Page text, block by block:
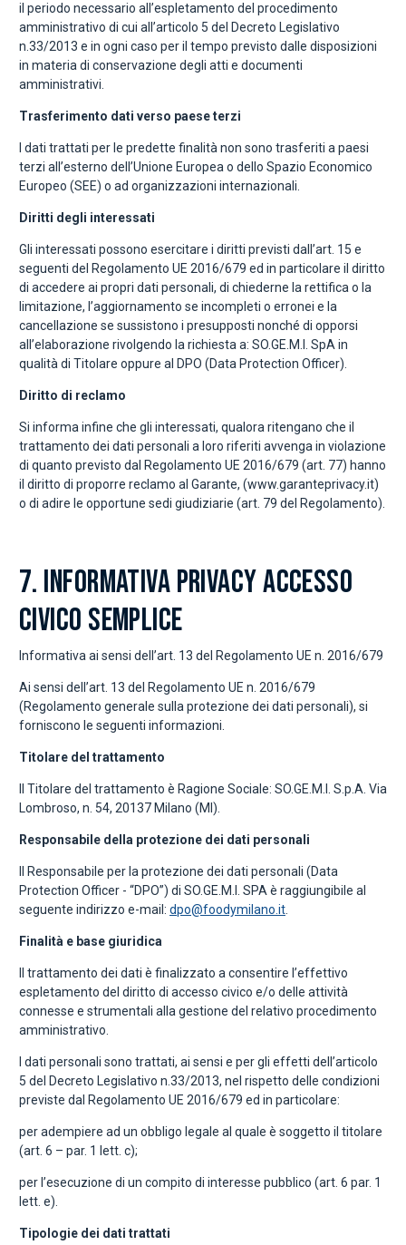
il periodo necessario all’espletamento del procedimento
amministrativo di cui all’articolo 5 del Decreto Legislativo
n.33/2013 e in ogni caso per il tempo previsto dalle disposizioni
in materia di conservazione degli atti e documenti
amministrativi.
Trasferimento dati verso paese terzi
I dati trattati per le predette finalità non sono trasferiti a paesi
terzi all’esterno dell’Unione Europea o dello Spazio Economico
Europeo (SEE) o ad organizzazioni internazionali.
Diritti degli interessati
Gli interessati possono esercitare i diritti previsti dall’art. 15 e
seguenti del Regolamento UE 2016/679 ed in particolare il diritto
di accedere ai propri dati personali, di chiederne la rettifica o la
limitazione, l’aggiornamento se incompleti o erronei e la
cancellazione se sussistono i presupposti nonché di opporsi
all’elaborazione rivolgendo la richiesta a: SO.GE.M.I. SpA in
qualità di Titolare oppure al DPO (Data Protection Officer).
Diritto di reclamo
Si informa infine che gli interessati, qualora ritengano che il
trattamento dei dati personali a loro riferiti avvenga in violazione
di quanto previsto dal Regolamento UE 2016/679 (art. 77) hanno
il diritto di proporre reclamo al Garante, (www.garanteprivacy.it)
o di adire le opportune sedi giudiziarie (art. 79 del Regolamento).
7. INFORMATIVA PRIVACY ACCESSO
CIVICO SEMPLICE
Informativa ai sensi dell’art. 13 del Regolamento UE n. 2016/679
Ai sensi dell’art. 13 del Regolamento UE n. 2016/679
(Regolamento generale sulla protezione dei dati personali), si
forniscono le seguenti informazioni.
Titolare del trattamento
Il Titolare del trattamento è Ragione Sociale: SO.GE.M.I. S.p.A. Via
Lombroso, n. 54, 20137 Milano (MI).
Responsabile della protezione dei dati personali
Il Responsabile per la protezione dei dati personali (Data
Protection Officer - “DPO”) di SO.GE.M.I. SPA è raggiungibile al
seguente indirizzo e-mail: dpo@foodymilano.it
Finalità e base giuridica
Il trattamento dei dati è finalizzato a consentire l’effettivo
espletamento del diritto di accesso civico e/o delle attività
connesse e strumentali alla gestione del relativo procedimento
amministrativo.
I dati personali sono trattati, ai sensi e per gli effetti dell’articolo
5 del Decreto Legislativo n.33/2013, nel rispetto delle condizioni
previste dal Regolamento UE 2016/679 ed in particolare:
per adempiere ad un obbligo legale al quale è soggetto il titolare
(art. 6 – par. 1 lett. c);
per l’esecuzione di un compito di interesse pubblico (art. 6 par. 1
lett. e).
Tipologie dei dati trattati